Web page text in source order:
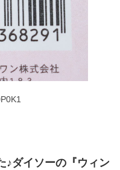
♪ダイソーの『ウィン